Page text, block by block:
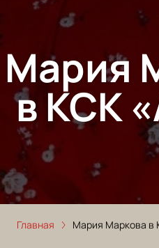
Мария
в КСК
Главная Мария Маркова в